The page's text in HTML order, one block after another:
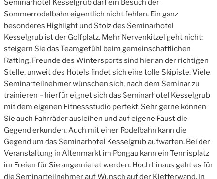
Seminarhotel Kesselgrub darf ein Besuch der
Sommerrodelbahn eigentlich nicht fehlen. Ein ganz
besonderes Highlight und Stolz des Seminarhotel
Kesselgrub ist der Golfplatz. Mehr Nervenkitzel geht nicht:
steigern Sie das Teamgefühl beim gemeinschaftlichen
Rafting. Freunde des Wintersports sind hier an der richtigen
Stelle, unweit des Hotels findet sich eine tolle Skipiste. Viele
Seminarteilnehmer wünschen sich, nach dem Seminar zu
trainieren – hierfür eignet sich das Seminarhotel Kesselgrub
mit dem eigenen Fitnessstudio perfekt. Sehr gerne können
Sie auch Fahrräder ausleihen und auf eigene Faust die
Gegend erkunden. Auch mit einer Rodelbahn kann die
Gegend um das Seminarhotel Kesselgrub aufwarten. Bei der
Veranstaltung in Altenmarkt im Pongau kann ein Tennisplatz
im Freien für Sie angemietet werden. Hoch hinaus geht es für
die Seminarteilnehmer auf Wunsch auf der Kletterwand. In